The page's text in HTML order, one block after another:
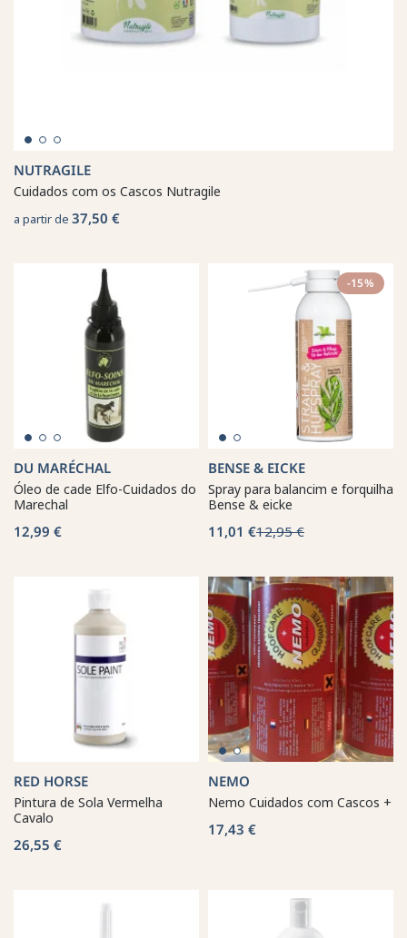
NUTRAGILE
Cuidados com os Cascos Nutragile
a partir de 37,50 €
DU MARÉCHAL
Óleo de cade Elfo-Cuidados do
Marechal
12,99 €
-15%
BENSE & EICKE
Spray para balancim e forquilha
Bense & eicke
11,01 €12,95 €
RED HORSE
Pintura de Sola Vermelha
Cavalo
26,55 €
NEMO
Nemo Cuidados com Cascos +
17,43 €